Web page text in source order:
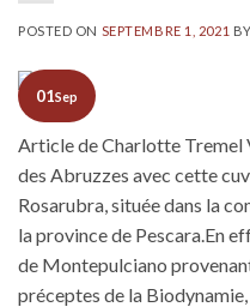
POSTED ON SEPTEMBRE 1, 2021 BY
01Sep
Article de Charlotte Tremel
des Abruzzes avec cette
Rosarubra, située dans la
la province de Pescara.En
de Montepulciano
préceptes de la